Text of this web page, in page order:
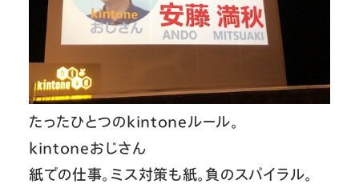
たったひとつのkintoneルール。
kintoneおじさん
紙での仕事。ミス対策も紙。負のスパイラル。